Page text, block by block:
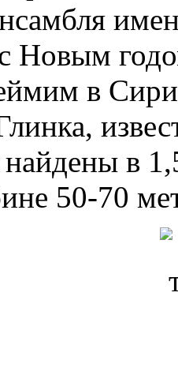
с Новым
в
в
50-70